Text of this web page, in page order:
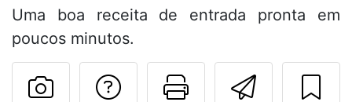
Uma boa receita de entrada pronta em
poucos minutos.
Imprima
Falar com o autor